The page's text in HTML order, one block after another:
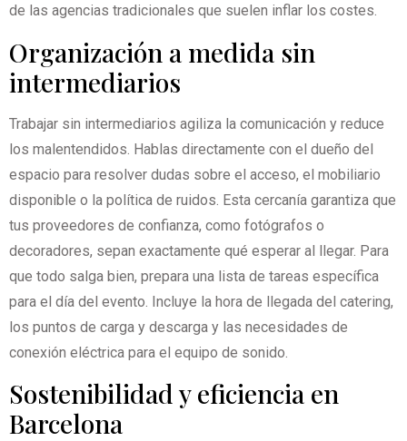
de las agencias tradicionales que suelen inflar los costes.
Organización a medida sin
intermediarios
Trabajar sin intermediarios agiliza la comunicación y reduce
los malentendidos. Hablas directamente con el dueño del
espacio para resolver dudas sobre el acceso, el mobiliario
disponible o la política de ruidos. Esta cercanía garantiza que
tus proveedores de confianza, como fotógrafos o
decoradores, sepan exactamente qué esperar al llegar. Para
que todo salga bien, prepara una lista de tareas específica
para el día del evento. Incluye la hora de llegada del catering,
los puntos de carga y descarga y las necesidades de
conexión eléctrica para el equipo de sonido.
Sostenibilidad y eficiencia en
Barcelona